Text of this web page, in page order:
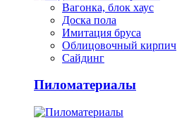
Вагонка, блок хаус
Доска пола
Имитация бруса
Облицовочный кирпич
Сайдинг
Пиломатериалы